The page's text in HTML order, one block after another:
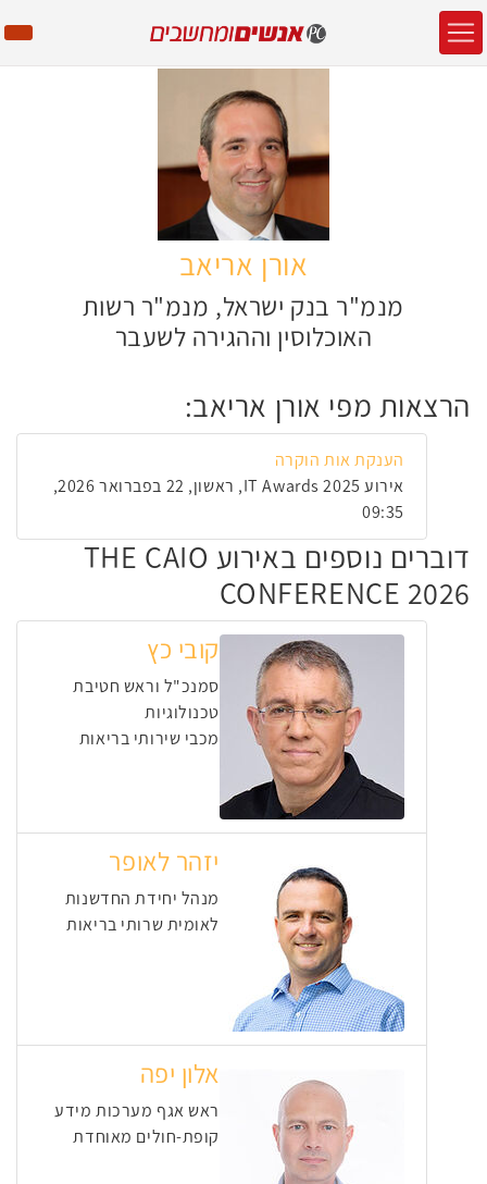
אורן אריאב
מנמ"ר בנק ישראל, מנמ"ר רשות
האוכלוסין וההגירה לשעבר
הרצאות מפי אורן אריאב:
הענקת אות הוקרה
אירוע IT Awards 2025, ראשון, 22 בפברואר 2026,
09:35
דוברים נוספים באירוע THE CAIO
CONFERENCE 2026
קובי כץ
סמנכ"ל וראש חטיבת
טכנולוגיות
מכבי שירותי בריאות
יזהר לאופר
מנהל יחידת החדשנות
לאומית שרותי בריאות
אלון יפה
ראש אגף מערכות מידע
קופת-חולים מאוחדת